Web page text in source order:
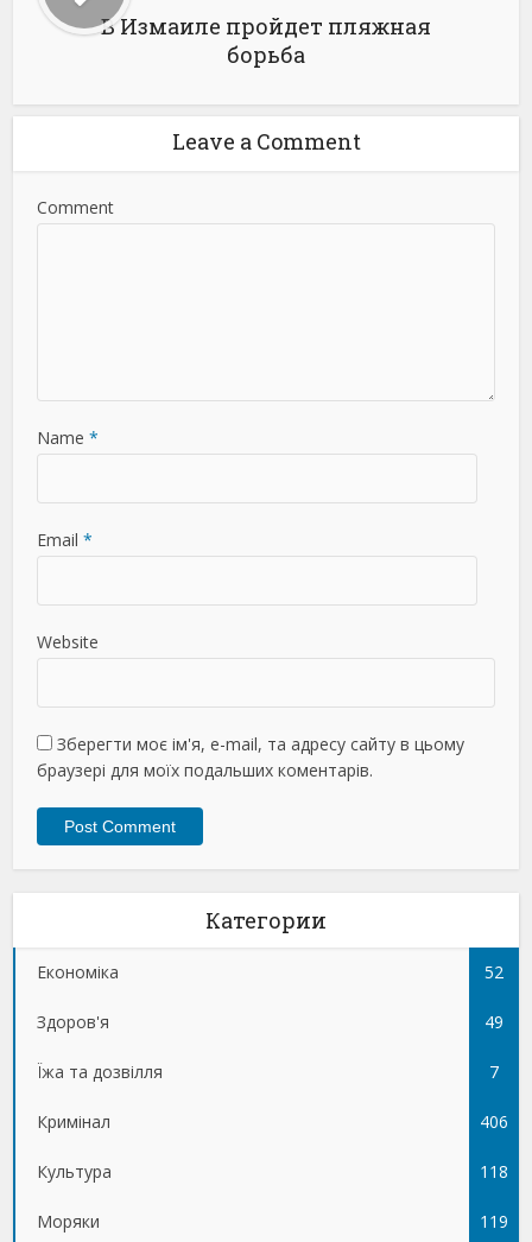
В Измаиле пройдет пляжная
борьба
Leave a Comment
Comment
Name *
Email *
Website
Зберегти моє ім'я, e-mail, та адресу сайту в цьому
браузері для моїх подальших коментарів.
Категории
Економіка 52
Здоров'я 49
Їжа та дозвілля 7
Кримінал 406
Культура 118
Моряки 119